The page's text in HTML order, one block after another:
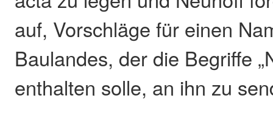
auf, Vorschläge für einen
Baulandes, der die Begriffe
enthalten solle, an ihn zu